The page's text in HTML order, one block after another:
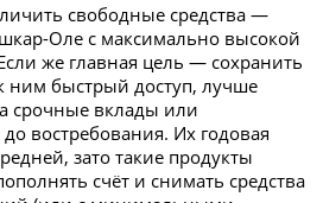
свободные средства —
Оле с максимально высокой
же главная цель — сохранить
ним быстрый доступ, лучше
срочные вклады или
востребования. Их годовая
зато такие продукты
счёт и снимать средства